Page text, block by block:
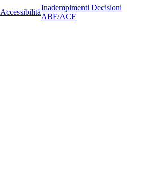
Accessibilità
Inadempimenti Decisioni
ABF/ACF